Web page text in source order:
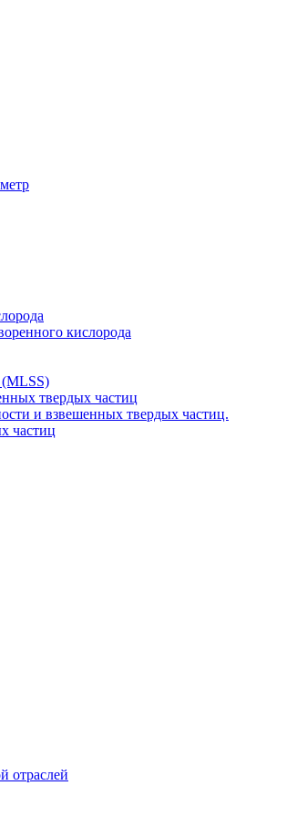
кислорода
твердых частиц
и взвешенных твердых частиц.
частиц
отраслей